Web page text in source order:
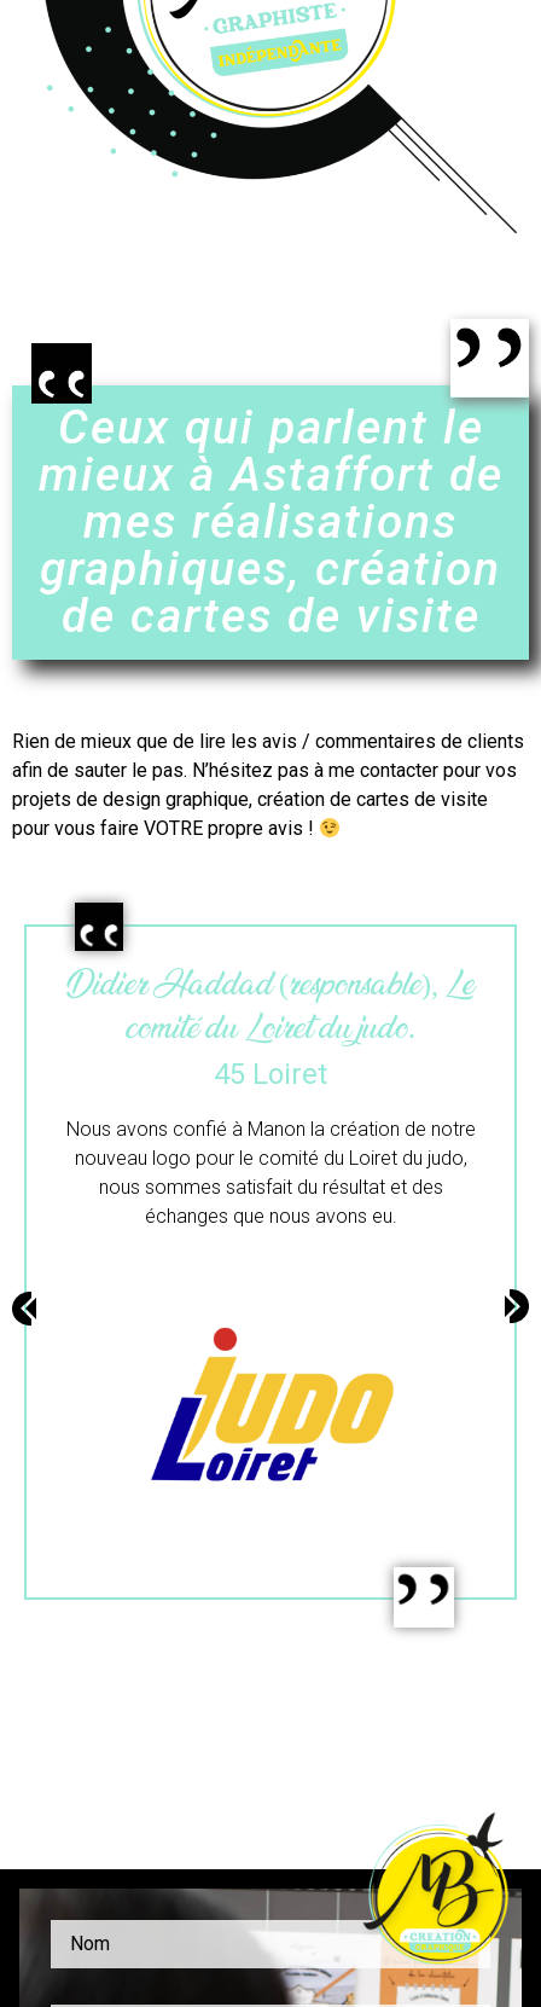
Ceux qui parlent le
mieux à Astaffort de
mes réalisations
graphiques, création
de cartes de visite
Rien de mieux que de lire les avis / commentaires de clients
afin de sauter le pas. N’hésitez pas à me contacter pour vos
projets de design graphique, création de cartes de visite
pour vous faire VOTRE propre avis !
Le
de notre
Maëlle (gérante), L’atelier
colibri.
33 Gironde
Merci beaucoup pour ton travail.